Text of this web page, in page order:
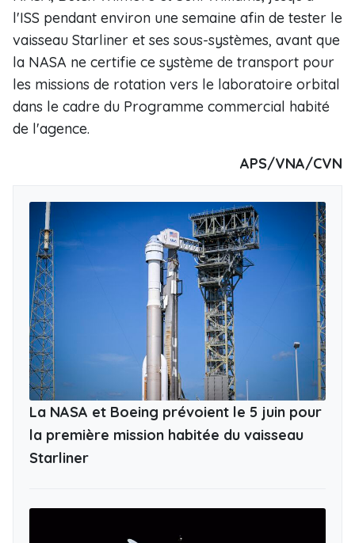
l'ISS pendant environ une semaine afin de tester le
vaisseau Starliner et ses sous-systèmes, avant que
la NASA ne certifie ce système de transport pour
les missions de rotation vers le laboratoire orbital
dans le cadre du Programme commercial habité
de l'agence.
APS/VNA/CVN
La NASA et Boeing prévoient le 5 juin pour
la première mission habitée du vaisseau
Starliner